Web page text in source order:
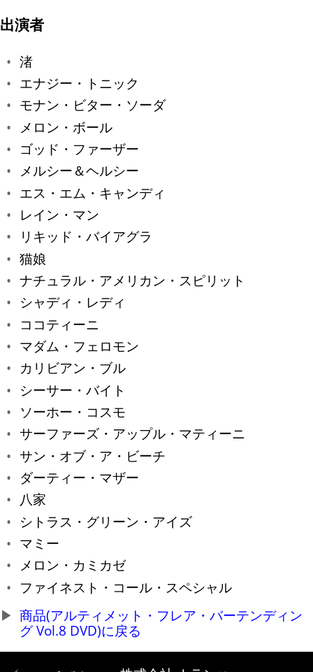
出演者
渚
エナジー・トニック
モナン・ビター・ソーダ
メロン・ボール
ゴッド・ファーザー
メルシー＆ヘルシー
エス・エム・キャンディ
レイン・マン
リキッド・バイアグラ
猫娘
ナチュラル・アメリカン・スピリット
シャディ・レディ
ココティーニ
マダム・フェロモン
カリビアン・ブル
シーサー・バイト
ソーホー・コスモ
サーファーズ・アップル・マティーニ
サン・オブ・ア・ビーチ
ダーティー・マザー
八家
シトラス・グリーン・アイズ
マミー
メロン・カミカゼ
ファイネスト・コール・スペシャル
商品(アルティメット・フレア・バーテンディン
グ Vol.8 DVD)に戻る